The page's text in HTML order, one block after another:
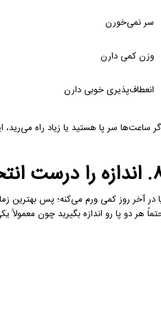
سر نمی‌خورن
وزن کمی دارن
انعطاف‌پذیری خوبی دارن
ساعت‌ها سر پا هستید یا زیاد راه
انتخاب کن
در آخر روز کمی ورم می‌کنه؛ پس بهترین
هر دو پا رو اندازه بگیرید چون معمولاً